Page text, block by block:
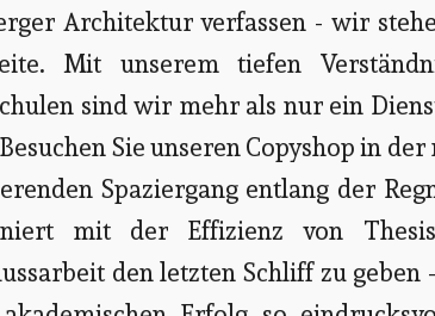
Architektur verfassen - wir
Mit unserem tiefen
sind wir mehr als nur ein
Sie unseren Copyshop in
Spaziergang entlang der
mit der Effizienz von
den letzten Schliff zu